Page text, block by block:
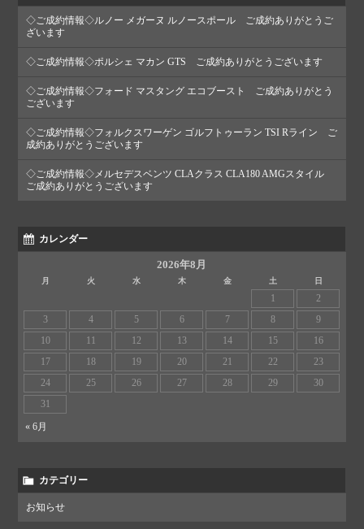
◇ご成約情報◇ルノー メガーヌ ルノースポール ご成約ありがとうご
ざいます
◇ご成約情報◇ポルシェ マカン GTS ご成約ありがとうございます
◇ご成約情報◇フォード マスタング エコブースト ご成約ありがとう
ございます
◇ご成約情報◇フォルクスワーゲン ゴルフトゥーラン TSI Rライン ご
成約ありがとうございます
◇ご成約情報◇メルセデスベンツ CLAクラス CLA180 AMGスタイル
ご成約ありがとうございます
カレンダー
2026年8月
月 火 水 木 金 土 日
1
2
3
4 5 6 7 8
9
10
11 12 13 14 15
16
17
18 19 20 21 22
23
24
25 26 27 28 29
30
31
« 6月
カテゴリー
お知らせ